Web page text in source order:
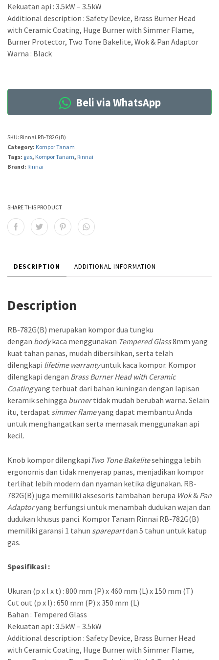
Kekuatan api : 3.5kW – 3.5kW
Additional description : Safety Device, Brass Burner Head
with Ceramic Coating, Huge Burner with Simmer Flame,
Burner Protector, Two Tone Bakelite, Wok & Pan Adaptor
Warna : Black
Beli via WhatsApp
SKU: Rinnai.RB-782G(B)
Category: Kompor Tanam
Tags: gas, Kompor Tanam, Rinnai
Brand: Rinnai
SHARE THIS PRODUCT
DESCRIPTION ADDITIONAL INFORMATION
Description
RB-782G(B) merupakan kompor dua tungku
dengan bodykaca menggunakan Tempered Glass8mm yang
kuat tahan panas, mudah dibersihkan, serta telah
dilengkapi lifetime warrantyuntuk kaca kompor. Kompor
dilengkapi dengan Brass Burner Head with Ceramic
Coatingyang terbuat dari bahan kuningan dengan lapisan
keramik sehingga burnertidak mudah berubah warna. Selain
itu, terdapat simmer flameyang dapat membantu Anda
untuk menghangatkan serta memasak menggunakan api
kecil.
Knob kompor dilengkapi Two Tone Bakelitesehingga lebih
ergonomis dan tidak menyerap panas, menjadikan kompor
terlihat lebih modern dan nyaman ketika digunakan. RB-
782G(B) juga memiliki aksesoris tambahan berupa Wok& Pan
Adaptoryang berfungsi untuk menambah dudukan wajan dan
dudukan khusus panci. Kompor Tanam Rinnai RB-782G(B)
memiliki garansi 1 tahun sparepartdan 5 tahun untuk katup
gas.
Spesifikasi :
Ukuran (p x l x t) : 800 mm (P) x 460 mm (L) x 150 mm (T)
Cut out (p x l) : 650 mm (P) x 350 mm (L)
Bahan : Tempered Glass
Kekuatan api : 3.5kW – 3.5kW
Additional description : Safety Device, Brass Burner Head
with Ceramic Coating, Huge Burner with Simmer Flame,